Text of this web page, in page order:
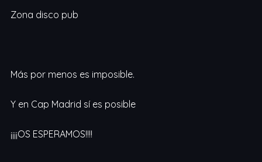
Zona disco pub
Más por menos es imposible.
Y en Cap Madrid sí es posible
¡¡¡¡OS ESPERAMOS!!!!